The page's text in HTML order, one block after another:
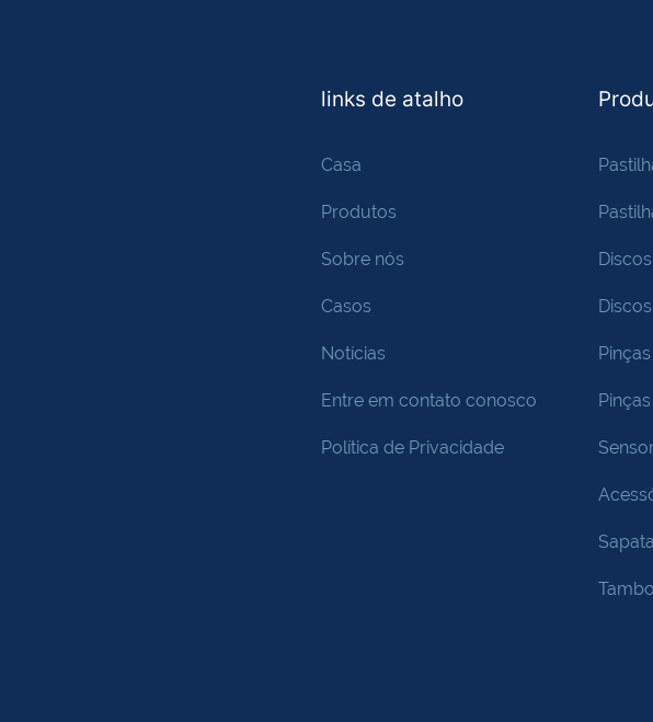
links de atalho
Casa
Produtos
Sobre nós
Casos
Notícias
Entre em contato conosco
Política de Privacidade